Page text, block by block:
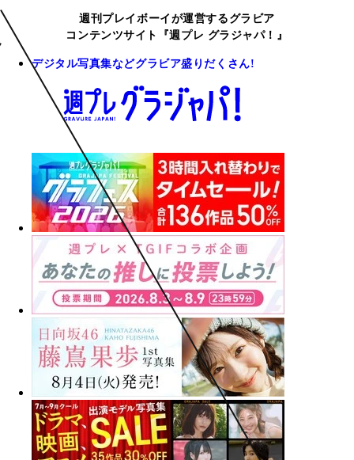
週刊プレイボーイが運営するグラビア
コンテンツサイト『週プレ グラジャパ！』
デジタル写真集などグラビア盛りだくさん!